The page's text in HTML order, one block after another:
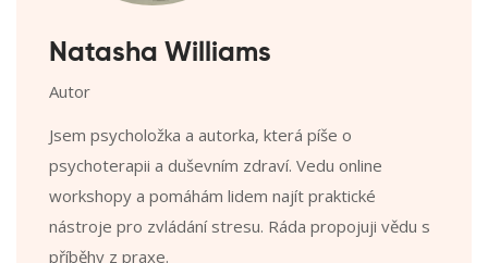
Natasha Williams
Autor
Jsem psycholožka a autorka, která píše o
psychoterapii a duševním zdraví. Vedu online
workshopy a pomáhám lidem najít praktické
nástroje pro zvládání stresu. Ráda propojuji vědu s
příběhy z praxe.